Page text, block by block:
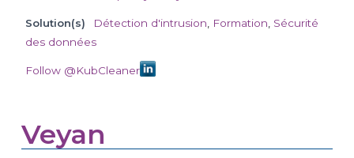
Solution(s) Détection d'intrusion Formation Sécurité
des données
Follow @KubCleaner
Veyan